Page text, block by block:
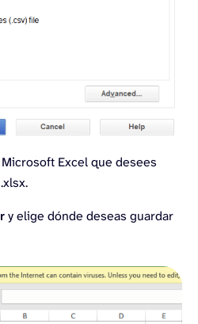
Excel que desees
y elige dónde deseas guardar